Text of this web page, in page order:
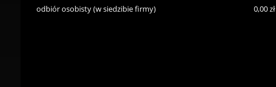
odbiór osobisty(w siedzibie firmy) 0,00 zł